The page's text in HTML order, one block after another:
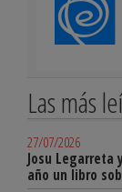
Las más
27/07/2026
Josu Legarreta
año un libro